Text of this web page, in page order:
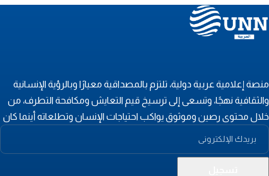
إعلامية عربية دولية، تلتزم بالمصداقية معيارًا وبالرؤية الإنسانية
نهجًا، وتسعى إلى ترسيخ قيم التعايش ومكافحة التطرف، من
محتوى رصين وموثوق يواكب احتياجات الإنسان وتطلعاته أينما كان